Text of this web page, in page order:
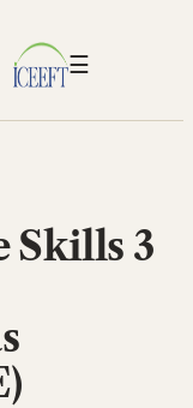
☰
Skills 3